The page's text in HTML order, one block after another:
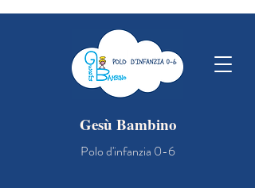
Gesù Bambino
Polo d'infanzia 0-6